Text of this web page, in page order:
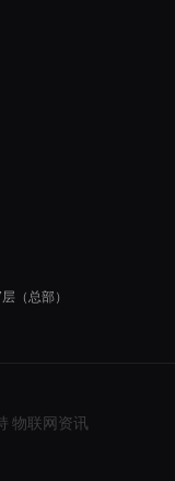
（总部）
物联网资讯